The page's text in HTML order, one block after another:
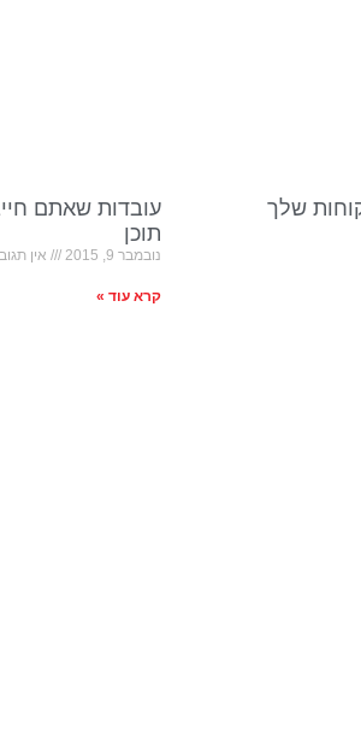
שלך
עובדות שאתם
תוכן
נובמבר 9, 2015 אין
קרא עוד »